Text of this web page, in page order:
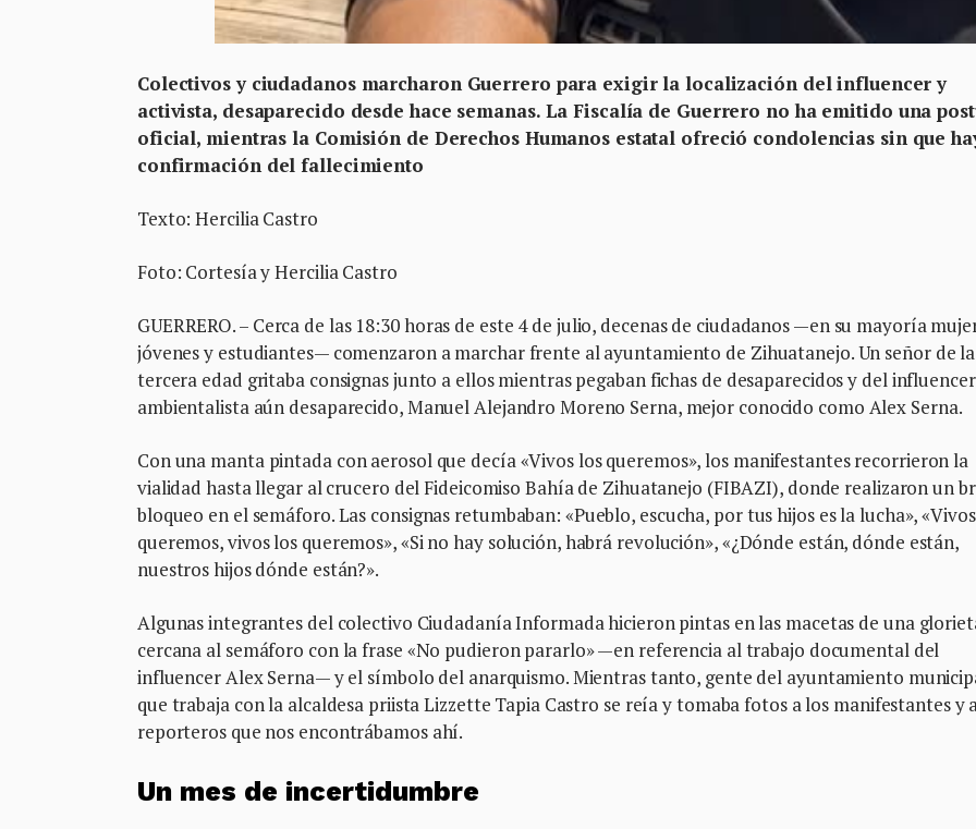
Colectivos y ciudadanos marcharon Guerrero para exigir la localización del influencer y
activista, desaparecido desde hace semanas. La Fiscalía de Guerrero no ha emitido una
oficial, mientras la Comisión de Derechos Humanos estatal ofreció condolencias sin que
confirmación del fallecimiento
Texto: Hercilia Castro
Foto: Cortesía y Hercilia Castro
GUERRERO. – Cerca de las 18:30 horas de este 4 de julio, decenas de ciudadanos —en su mayoría
jóvenes y estudiantes— comenzaron a marchar frente al ayuntamiento de Zihuatanejo. Un señor de la
tercera edad gritaba consignas junto a ellos mientras pegaban fichas de desaparecidos y del
ambientalista aún desaparecido, Manuel Alejandro Moreno Serna, mejor conocido como Alex Serna.
Con una manta pintada con aerosol que decía «Vivos los queremos», los manifestantes recorrieron la
vialidad hasta llegar al crucero del Fideicomiso Bahía de Zihuatanejo (FIBAZI), donde realizaron un
bloqueo en el semáforo. Las consignas retumbaban: «Pueblo, escucha, por tus hijos es la lucha»,
queremos, vivos los queremos», «Si no hay solución, habrá revolución», «¿Dónde están, dónde están,
nuestros hijos dónde están?».
Algunas integrantes del colectivo Ciudadanía Informada hicieron pintas en las macetas de una
cercana al semáforo con la frase «No pudieron pararlo» —en referencia al trabajo documental del
influencer Alex Serna— y el símbolo del anarquismo. Mientras tanto, gente del ayuntamiento
que trabaja con la alcaldesa priista Lizzette Tapia Castro se reía y tomaba fotos a los manifestantes y
reporteros que nos encontrábamos ahí.
Un mes de incertidumbre